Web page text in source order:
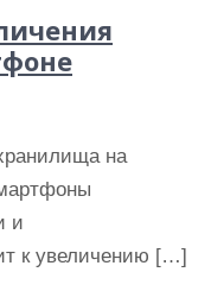
на
и
к увеличению […]